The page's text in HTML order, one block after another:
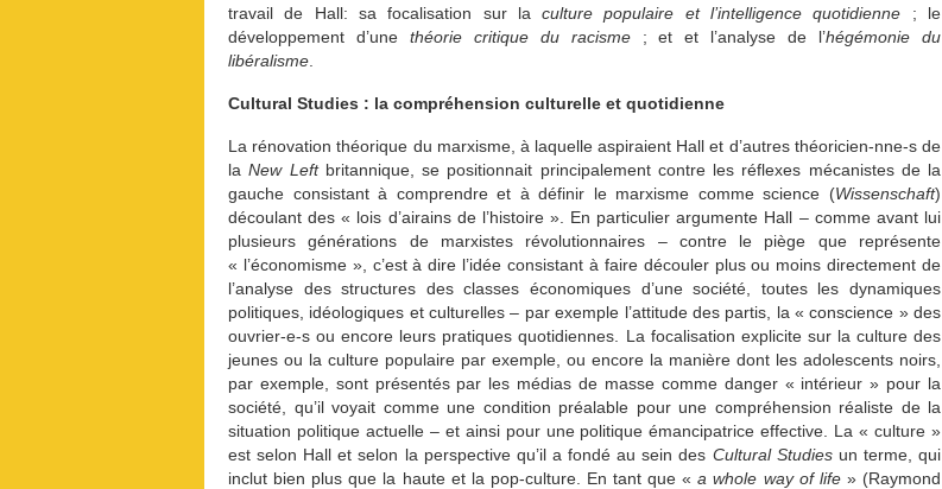
travail de Hall: sa focalisation sur laculture populaire et l’intelligence quotidienne ; le
développement d’une théorie critique du racisme; et et l’analyse de l’hégémonie du
libéralisme
Cultural Studies : la compréhension culturelle et quotidienne
La rénovation théorique du marxisme, à laquelle aspiraient Hall et d’autres théoricien-nne-s de
laNew Leftbritannique, se positionnait principalement contre les réflexes mécanistes de la
gauche consistant à comprendre et à définir le marxisme comme science (Wissenschaft)
découlant des « lois d’airains de l’histoire ». En particulier argumente Hall – comme avant lui
plusieurs générations de marxistes révolutionnaires – contre le piège que représente
« l’économisme », c’est à dire l’idée consistant à faire découler plus ou moins directement de
l’analyse des structures des classes économiques d’une société, toutes les dynamiques
politiques, idéologiques et culturelles – par exemple l’attitude des partis, la « conscience » des
ouvrier-e-s ou encore leurs pratiques quotidiennes. La focalisation explicite sur la culture des
jeunes ou la culture populaire par exemple, ou encore la manière dont les adolescents noirs,
par exemple, sont présentés par les médias de masse comme danger « intérieur » pour la
société, qu’il voyait comme une condition préalable pour une compréhension réaliste de la
situation politique actuelle – et ainsi pour une politique émancipatrice effective. La « culture »
est selon Hall et selon la perspective qu’il a fondé au sein des Cultural Studiesun terme, qui
inclut bien plus que la haute et la pop-culture. En tant que «a whole way of life» (Raymond